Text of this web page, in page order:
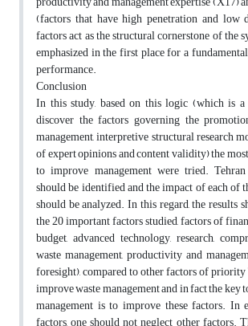
(factors that have high penetration and low
factors act as the structural cornerstone of the
emphasized in the first place for a
performance.
Conclusion
In this study, based on this logic (which is
discover the factors governing the
management, interpretive structural research
of expert opinions and content validity) the
to improve management were tried.
should be identified and the impact of each of
should be analyzed. In this regard, the results
the 20 important factors studied, factors of
budget, advanced technology, research,
waste management, productivity and
foresight), compared to other factors of
improve waste management and in fact the
management is to improve these factors. In